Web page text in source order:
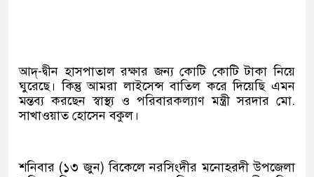
আদ্-দ্বীন হাসপাতাল রক্ষার জন্য কোটি কোটি টাকা নিয়ে
ঘুরেছে। কিন্তু আমরা লাইসেন্স বাতিল করে দিয়েছি এমন
মন্তব্য করছেন স্বাস্থ্য ও পরিবারকল্যাণ মন্ত্রী সরদার মো.
সাখাওয়াত হোসেন বকুল।
শনিবার (১৩ জুন) বিকেলে নরসিংদীর মনোহরদী উপজেলা